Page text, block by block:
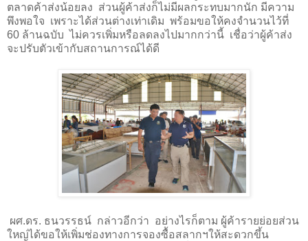
ตลาดค้าส่งน้อยลง ส่วนผู้ค้าส่งก็ไม่มีผลกระทบมากนัก มีความ
พึงพอใจ เพราะได้ส่วนต่างเท่าเดิม พร้อมขอให้คงจำนวนไว้ที่
60 ล้านฉบับ ไม่ควรเพิ่มหรือลดลงไปมากกว่านี้ เชื่อว่าผู้ค้าส่ง
จะปรับตัวเข้ากับสถานการณ์ได้ดี
ผศ.ดร. ธนวรรธน์ กล่าวอีกว่า อย่างไรก็ตาม ผู้ค้ารายย่อยส่วน
ใหญ่ได้ขอให้เพิ่มช่องทางการจองซื้อสลากฯให้สะดวกขึ้น